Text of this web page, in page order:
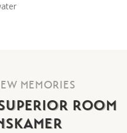
MEMORIES
ROOM